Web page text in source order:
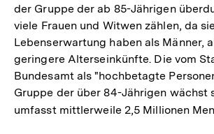
der Gruppe der ab 85-Jährigen
viele Frauen und Witwen zählen, da
Lebenserwartung haben als Männer,
geringere Alterseinkünfte. Die vom
Bundesamt als "hochbetagte
Gruppe der über 84-Jährigen wächst
umfasst mittlerweile 2,5 Millionen